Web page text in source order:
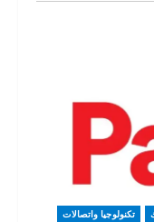
تكنولوجيا واتصالات